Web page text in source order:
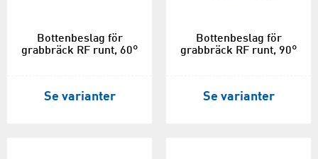
Bottenbeslag för
grabbräck RF runt, 60°
Se varianter
Bottenbeslag för
grabbräck RF runt, 90°
Se varianter